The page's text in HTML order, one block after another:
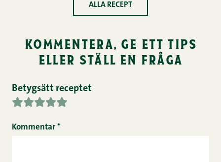
ALLA RECEPT
kommentera, ge ett tips
eller ställ en fråga
Betygsätt receptet
Kommentar *